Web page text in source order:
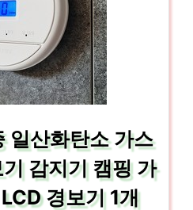
일산화탄소 가스
감지기 캠핑 가
경보기 1개